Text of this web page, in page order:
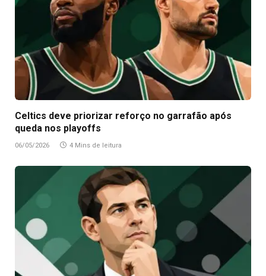
Celtics deve priorizar reforço no garrafão após
queda nos playoffs
06/05/2026 4 Mins de leitura